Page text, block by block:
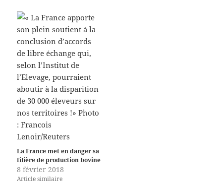
La France met en danger sa
filière de production bovine
8 février 2018
Article similaire